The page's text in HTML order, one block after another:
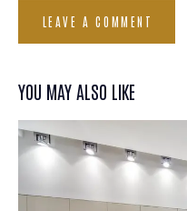
YOU MAY ALSO LIKE